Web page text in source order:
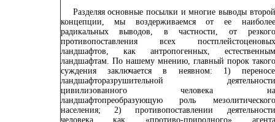
Разделяя основные посылки и многие выводы второй
концепции, мы воздерживаемся от ее наиболее
радикальных выводов, в частности, от резкого
противопоставления всех постплейстоценовых
ландшафтов, как антропогенных, естественным
ландшафтам. По нашему мнению, главный порок такого
суждения заключается в неявном: 1) переносе
ландшафторазрушительной деятельности
цивилизованного человека на
ландшафтопреобразующую роль мезолитического
населения; 2) противопоставлении деятельности
человека как «противо-природного» агента